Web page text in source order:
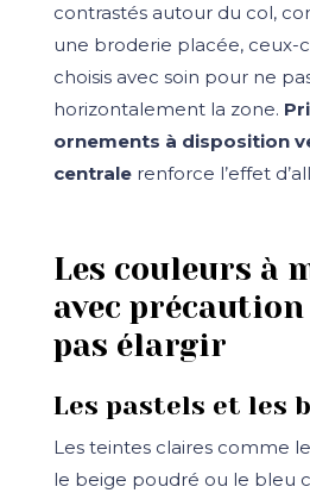
contrastés autour du col,
une broderie placée, ceux-
choisis avec soin pour ne
horizontalement la zone.
ornements à disposition
centralerenforce l’effet
Les couleurs à
avec
pas élargir
Les pastels et les
Les teintes claires comme
le beige poudré ou le bleu